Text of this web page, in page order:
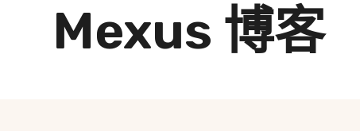
Mexus 博客